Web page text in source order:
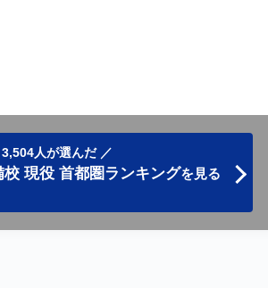
3,504人が選んだ ／
現役 首都圏ランキングを見る